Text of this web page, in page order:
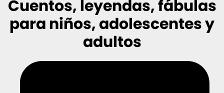
Cuentos, leyendas, fábulas
para niños, adolescentes y
adultos